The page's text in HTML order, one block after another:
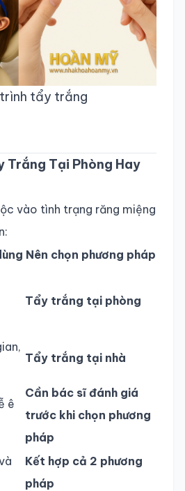
tẩy trắng
Trắng Tại Phòng Hay
vào tình trạng răng miệng
Nên chọn phương pháp
Tẩy trắng tại phòng
Tẩy trắng tại nhà
ê
Cần bác sĩ đánh giá
trước khi chọn phương
pháp
Kết hợp cả 2 phương
pháp